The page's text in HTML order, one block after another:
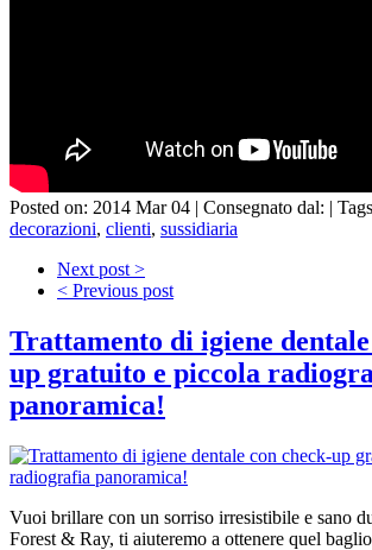
Posted on: 2014 Mar 04 | Consegnato dal: |
decorazioni, clienti, sussidiaria
Next post >
< Previous post
Trattamento di igiene
up gratuito e piccola
panoramica!
Vuoi brillare con un sorriso irresistibile e sano
Forest & Ray, ti aiuteremo a ottenere quel